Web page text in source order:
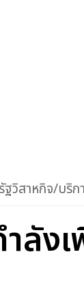
ฐวิสาหกิจ/บริ
ลัง